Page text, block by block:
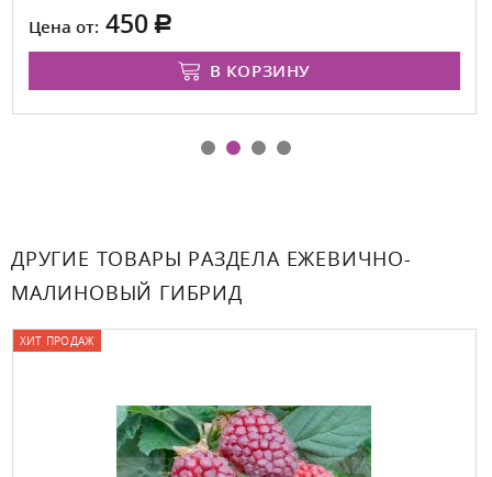
Цена от: 450
В КОРЗИНУ
ДРУГИЕ ТОВАРЫ РАЗДЕЛА ЕЖЕВИЧНО-
МАЛИНОВЫЙ ГИБРИД
ХИТ ПРОДАЖ